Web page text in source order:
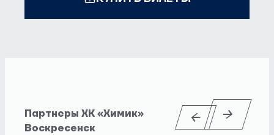
Партнеры ХК «Химик»
Воскресенск